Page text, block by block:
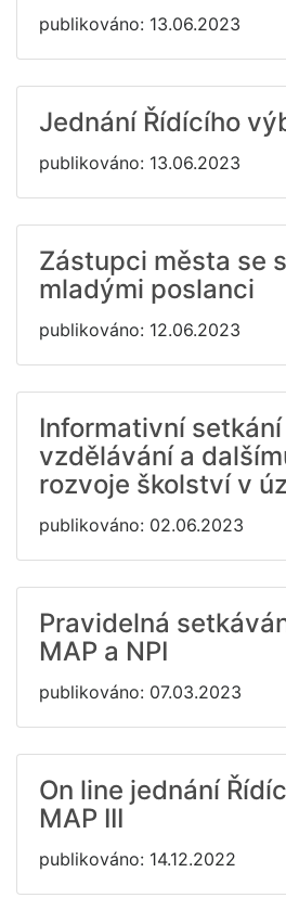
publikováno: 13.06.2023
Jednání Řídícího
publikováno: 13.06.2023
Zástupci města se
mladými poslanci
publikováno: 12.06.2023
Informativní
vzdělávání a
rozvoje školství v
publikováno: 02.06.2023
Pravidelná
MAP a NPI
publikováno: 07.03.2023
On line jednání
MAP III
publikováno: 14.12.2022